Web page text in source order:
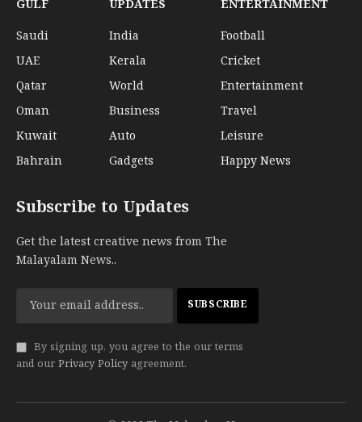
GULF
Saudi
UAE
Qatar
Oman
Kuwait
Bahrain
UPDATES
India
Kerala
World
Business
Auto
Gadgets
ENTERTAINMENT
Football
Cricket
Entertainment
Travel
Leisure
Happy News
Subscribe to Updates
Get the latest creative news from The
Malayalam News..
By signing up, you agree to the our terms
and our Privacy Policy agreement.